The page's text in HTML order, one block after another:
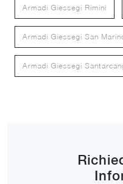
Armadi Giessegi Rimini
Armadi Giessegi San
Armadi Giessegi